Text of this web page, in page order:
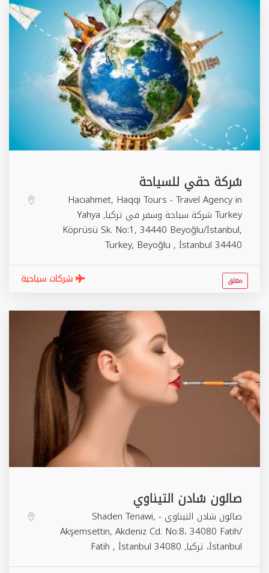
شركة حقي للسياحة
Hacıahmet, Haqqi Tours - Travel Agency in
Turkey شركة سياحة وسفر في تركيا, Yahya
Köprüsü Sk. No:1, 34440 Beyoğlu/İstanbul,
Turkey, Beyoğlu , İstanbul 34440
شركات سياحية مغلق
صالون شادن التيناوي
صالون شادن التيناوي - Shaden Tenawi,
Akşemsettin, Akdeniz Cd. No:8، 34080 Fatih/
İstanbul، تركيا,
Fatih , İstanbul 34080